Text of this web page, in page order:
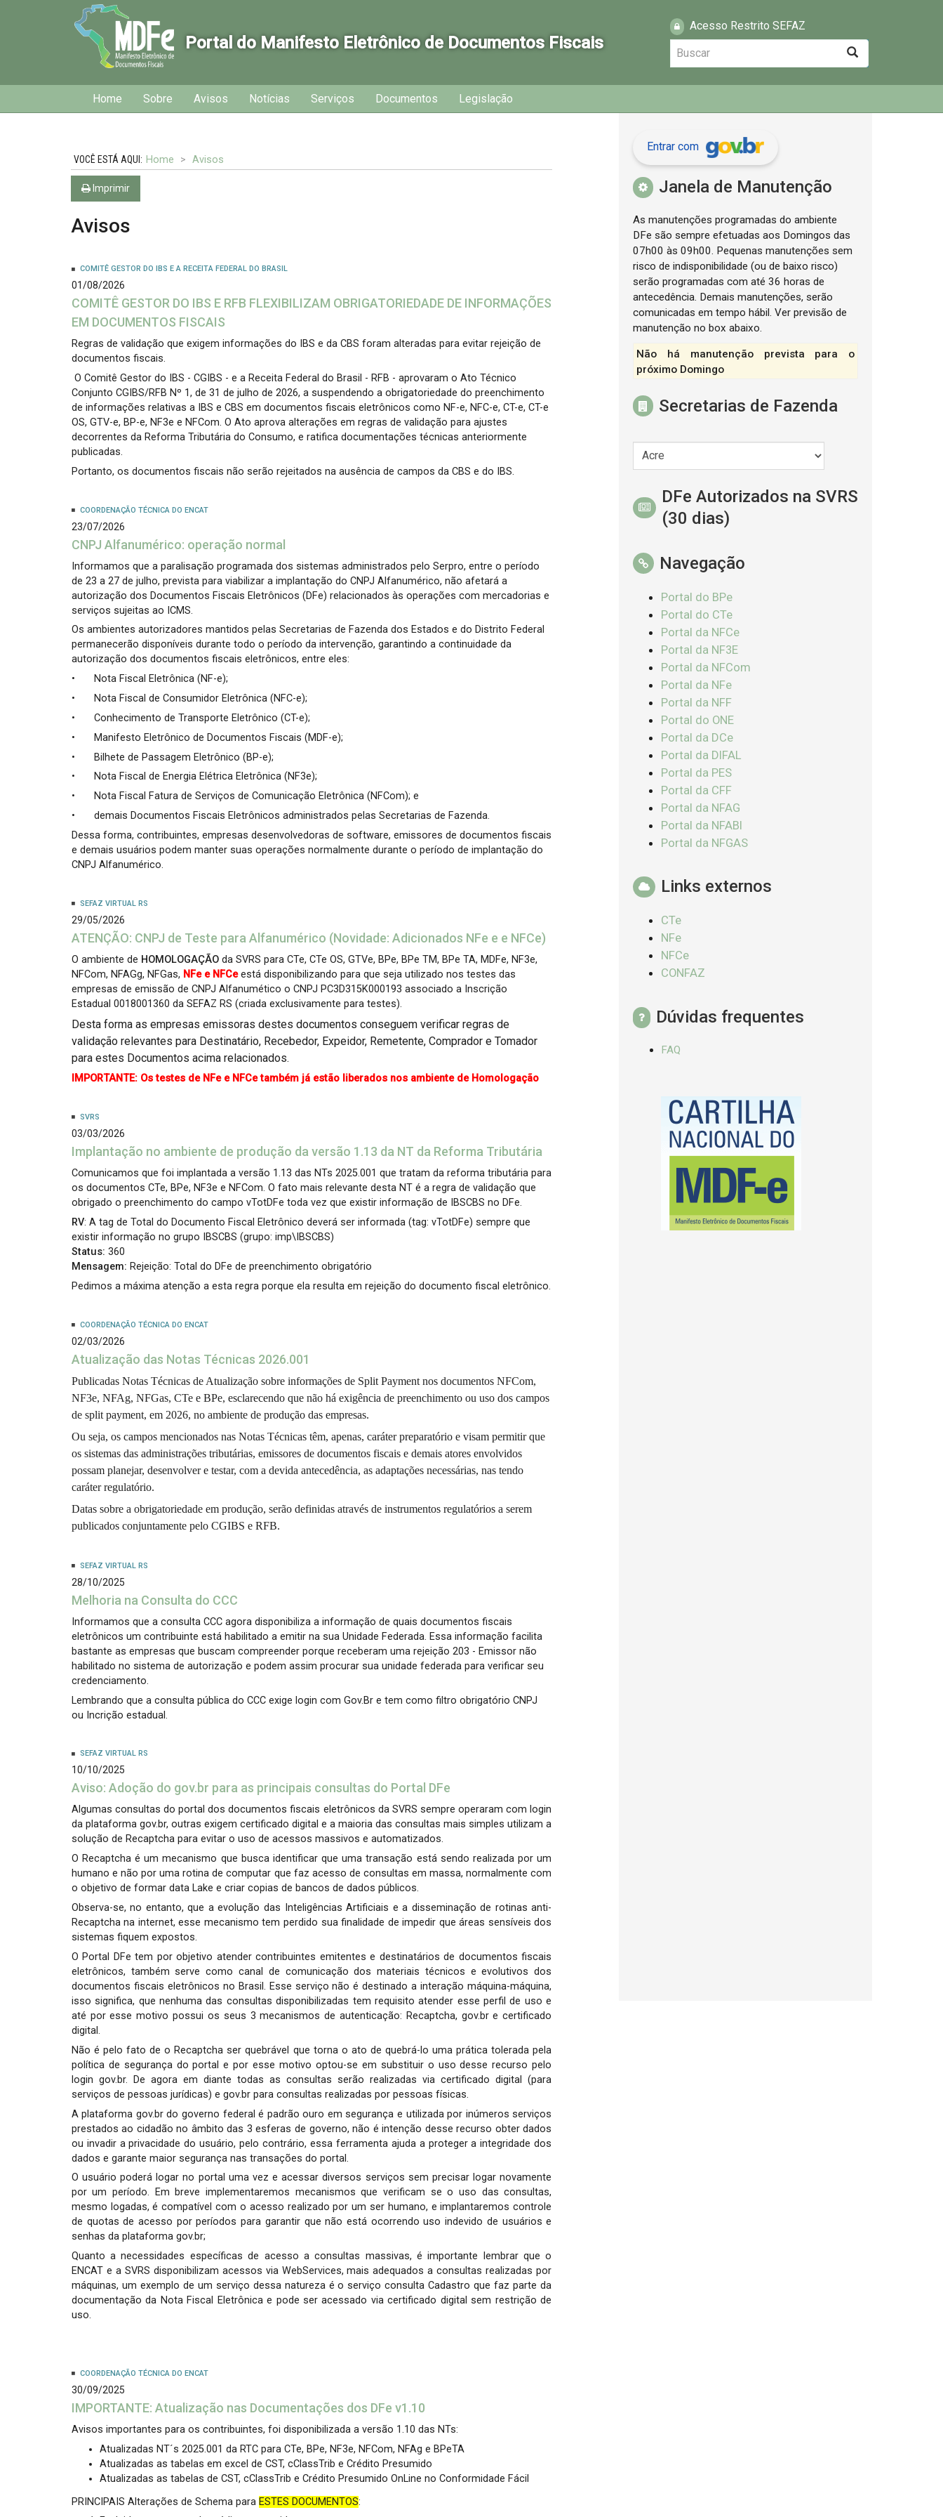
Portal do Manifesto Eletrônico de Documentos Fiscais
Acesso Restrito SEFAZ
Buscar
Buscar
Início
do
Inicial
Home Sobre Avisos Notícias Serviços Documentos Legislação
Home Avisos
Imprimir
Avisos
COMITÊ GESTOR DO IBS E A RECEITA FEDERAL DO BRASIL
01/08/2026
COMITÊ GESTOR DO IBS E RFB FLEXIBILIZAM OBRIGATORIEDADE DE INFORMAÇÕES
EM DOCUMENTOS FISCAIS
Regras de validação que exigem informações do IBS e da CBS foram alteradas para evitar rejeição de
documentos fiscais.
O Comitê Gestor do IBS - CGIBS - e a Receita Federal do Brasil - RFB - aprovaram o Ato Técnico
Conjunto CGIBS/RFB Nº 1, de 31 de julho de 2026, a suspendendo a obrigatoriedade do preenchimento
de informações relativas a IBS e CBS em documentos fiscais eletrônicos como NF-e, NFC-e, CT-e, CT-e
OS, GTV-e, BP-e, NF3e e NFCom. O Ato aprova alterações em regras de validação para ajustes
decorrentes da Reforma Tributária do Consumo, e ratifica documentações técnicas anteriormente
publicadas.
Portanto, os documentos fiscais não serão rejeitados na ausência de campos da CBS e do IBS.
COORDENAÇÃO TÉCNICA DO ENCAT
23/07/2026
CNPJ Alfanumérico: operação normal
Informamos que a paralisação programada dos sistemas administrados pelo Serpro, entre o período
de 23 a 27 de julho, prevista para viabilizar a implantação do CNPJ Alfanumérico, não afetará a
autorização dos Documentos Fiscais Eletrônicos (DFe) relacionados às operações com mercadorias e
serviços sujeitas ao ICMS.
Os ambientes autorizadores mantidos pelas Secretarias de Fazenda dos Estados e do Distrito Federal
permanecerão disponíveis durante todo o período da intervenção, garantindo a continuidade da
autorização dos documentos fiscais eletrônicos, entre eles:
•
Nota Fiscal Eletrônica (NF-e);
•
Nota Fiscal de Consumidor Eletrônica (NFC-e);
•
Conhecimento de Transporte Eletrônico (CT-e);
•
Manifesto Eletrônico de Documentos Fiscais (MDF-e);
•
Bilhete de Passagem Eletrônico (BP-e);
•
Nota Fiscal de Energia Elétrica Eletrônica (NF3e);
•
Nota Fiscal Fatura de Serviços de Comunicação Eletrônica (NFCom); e
•
demais Documentos Fiscais Eletrônicos administrados pelas Secretarias de Fazenda.
Dessa forma, contribuintes, empresas desenvolvedoras de software, emissores de documentos fiscais
e demais usuários podem manter suas operações normalmente durante o período de implantação do
CNPJ Alfanumérico.
SEFAZ VIRTUAL RS
29/05/2026
ATENÇÃO: CNPJ de Teste para Alfanumérico (Novidade: Adicionados NFe e e NFCe)
O ambiente de HOMOLOGAÇÃOda SVRS para CTe, CTe OS, GTVe, BPe, BPe TM, BPe TA, MDFe, NF3e,
NFCom, NFAGg, NFGas, NFe e NFCeestá disponibilizando para que seja utilizado nos testes das
empresas de emissão de CNPJ Alfanumético o CNPJ PC3D315K000193 associado a Inscrição
Estadual 0018001360 da SEFAZ RS (criada exclusivamente para testes).
Desta forma as empresas emissoras destes documentos conseguem verificar regras de
validação relevantes para Destinatário, Recebedor, Expeidor, Remetente, Comprador e Tomador
para estes Documentos acima relacionados.
IMPORTANTE: Os testes de NFe e NFCe também já estão liberados nos ambiente de Homologação
SVRS
03/03/2026
Implantação no ambiente de produção da versão 1.13 da NT da Reforma Tributária
Comunicamos que foi implantada a versão 1.13 das NTs 2025.001 que tratam da reforma tributária para
os documentos CTe, BPe, NF3e e NFCom. O fato mais relevante desta NT é a regra de validação que
obrigado o preenchimento do campo vTotDFe toda vez que existir informação de IBSCBS no DFe.
RV: A tag de Total do Documento Fiscal Eletrônico deverá ser informada (tag: vTotDFe) sempre que
existir informação no grupo IBSCBS (grupo: imp\IBSCBS)
Status: 360
Mensagem: Rejeição: Total do DFe de preenchimento obrigatório
Pedimos a máxima atenção a esta regra porque ela resulta em rejeição do documento fiscal eletrônico.
COORDENAÇÃO TÉCNICA DO ENCAT
02/03/2026
Atualização das Notas Técnicas 2026.001
Publicadas Notas Técnicas de Atualização sobre informações de Split Payment nos documentos NFCom,
NF3e, NFAg, NFGas, CTe e BPe, esclarecendo que não há exigência de preenchimento ou uso dos campos
de split payment, em 2026, no ambiente de produção das empresas.
Ou seja, os campos mencionados nas Notas Técnicas têm, apenas, caráter preparatório e visam permitir que
os sistemas das administrações tributárias, emissores de documentos fiscais e demais atores envolvidos
possam planejar, desenvolver e testar, com a devida antecedência, as adaptações necessárias, nas tendo
caráter regulatório.
Datas sobre a obrigatoriedade em produção, serão definidas através de instrumentos regulatórios a serem
publicados conjuntamente pelo CGIBS e RFB.
SEFAZ VIRTUAL RS
28/10/2025
Melhoria na Consulta do CCC
Informamos que a consulta CCC agora disponibiliza a informação de quais documentos fiscais
eletrônicos um contribuinte está habilitado a emitir na sua Unidade Federada. Essa informação facilita
bastante as empresas que buscam compreender porque receberam uma rejeição 203 - Emissor não
habilitado no sistema de autorização e podem assim procurar sua unidade federada para verificar seu
credenciamento.
Lembrando que a consulta pública do CCC exige login com Gov.Br e tem como filtro obrigatório CNPJ
ou Incrição estadual.
SEFAZ VIRTUAL RS
10/10/2025
Aviso: Adoção do gov.br para as principais consultas do Portal DFe
Algumas consultas do portal dos documentos fiscais eletrônicos da SVRS sempre operaram com login
da plataforma gov.br, outras exigem certificado digital e a maioria das consultas mais simples utilizam a
solução de Recaptcha para evitar o uso de acessos massivos e automatizados.
O Recaptcha é um mecanismo que busca identificar que uma transação está sendo realizada por um
humano e não por uma rotina de computar que faz acesso de consultas em massa, normalmente com
o objetivo de formar data Lake e criar copias de bancos de dados públicos.
Observa-se, no entanto, que a evolução das Inteligências Artificiais e a disseminação de rotinas anti-
Recaptcha na internet, esse mecanismo tem perdido sua finalidade de impedir que áreas sensíveis dos
sistemas fiquem expostos.
O Portal DFe tem por objetivo atender contribuintes emitentes e destinatários de documentos fiscais
eletrônicos, também serve como canal de comunicação dos materiais técnicos e evolutivos dos
documentos fiscais eletrônicos no Brasil. Esse serviço não é destinado a interação máquina-máquina,
isso significa, que nenhuma das consultas disponibilizadas tem requisito atender esse perfil de uso e
até por esse motivo possui os seus 3 mecanismos de autenticação: Recaptcha, gov.br e certificado
digital.
Não é pelo fato de o Recaptcha ser quebrável que torna o ato de quebrá-lo uma prática tolerada pela
política de segurança do portal e por esse motivo optou-se em substituir o uso desse recurso pelo
login gov.br. De agora em diante todas as consultas serão realizadas via certificado digital (para
serviços de pessoas jurídicas) e gov.br para consultas realizadas por pessoas físicas.
A plataforma gov.br do governo federal é padrão ouro em segurança e utilizada por inúmeros serviços
prestados ao cidadão no âmbito das 3 esferas de governo, não é intenção desse recurso obter dados
ou invadir a privacidade do usuário, pelo contrário, essa ferramenta ajuda a proteger a integridade dos
dados e garante maior segurança nas transações do portal.
O usuário poderá logar no portal uma vez e acessar diversos serviços sem precisar logar novamente
por um período. Em breve implementaremos mecanismos que verificam se o uso das consultas,
mesmo logadas, é compatível com o acesso realizado por um ser humano, e implantaremos controle
de quotas de acesso por períodos para garantir que não está ocorrendo uso indevido de usuários e
senhas da plataforma gov.br;
Quanto a necessidades específicas de acesso a consultas massivas, é importante lembrar que o
ENCAT e a SVRS disponibilizam acessos via WebServices, mais adequados a consultas realizadas por
máquinas, um exemplo de um serviço dessa natureza é o serviço consulta Cadastro que faz parte da
documentação da Nota Fiscal Eletrônica e pode ser acessado via certificado digital sem restrição de
uso.
COORDENAÇÃO TÉCNICA DO ENCAT
30/09/2025
IMPORTANTE: Atualização nas Documentações dos DFe v1.10
Avisos importantes para os contribuintes, foi disponibilizada a versão 1.10 das NTs:
Atualizadas NT´s 2025.001 da RTC para CTe, BPe, NF3e, NFCom, NFAg e BPeTA
Atualizadas as tabelas em excel de CST, cClassTrib e Crédito Presumido
Atualizadas as tabelas de CST, cClassTrib e Crédito Presumido OnLine no Conformidade Fácil
PRINCIPAIS Alterações de Schema para ESTES DOCUMENTOS:
Entrar com
Janela de Manutenção
As manutenções programadas do ambiente
DFe são sempre efetuadas aos Domingos das
07h00 às 09h00. Pequenas manutenções sem
risco de indisponibilidade (ou de baixo risco)
serão programadas com até 36 horas de
antecedência. Demais manutenções, serão
comunicadas em tempo hábil. Ver previsão de
manutenção no box abaixo.
Não há manutenção prevista para o
próximo Domingo
Secretarias de Fazenda
DFe Autorizados na SVRS
(30 dias)
Navegação
Portal do BPe
Portal do CTe
Portal da NFCe
Portal da NF3E
Portal da NFCom
Portal da NFe
Portal da NFF
Portal do ONE
Portal da DCe
Portal da DIFAL
Portal da PES
Portal da CFF
Portal da NFAG
Portal da NFABI
Portal da NFGAS
Links externos
CTe
NFe
NFCe
CONFAZ
Dúvidas frequentes
FAQ